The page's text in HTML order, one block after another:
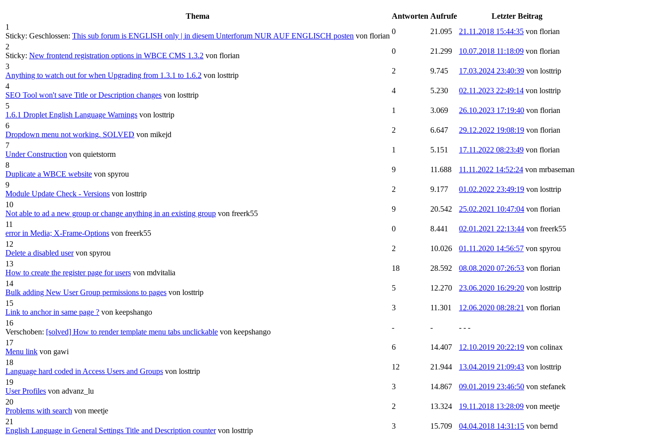
Thema Antworten Aufrufe
Letzter Beitrag
1
Sticky: Geschlossen: This sub forum is ENGLISH only | in diesem Unterforum NUR AUF ENGLISCH posten von florian
0 21.095 21.11.2018 15:44:35 von florian
2
Sticky: New frontend registration options in WBCE CMS 1.3.2 von florian
0 21.299 10.07.2018 11:18:09 von florian
3
Anything to watch out for when Upgrading from 1.3.1 to 1.6.2 von losttrip
2 9.745 17.03.2024 23:40:39 von losttrip
4
SEO Tool won't save Title or Description changes von losttrip
4 5.230 02.11.2023 22:49:14 von losttrip
5
1.6.1 Droplet English Language Warnings von losttrip
1 3.069 26.10.2023 17:19:40 von florian
6
Dropdown menu not working. SOLVED von mikejd
2 6.647 29.12.2022 19:08:19 von florian
7
Under Construction von quietstorm
1 5.151 17.11.2022 08:23:49 von florian
8
Duplicate a WBCE website von spyrou
9 11.688 11.11.2022 14:52:24 von mrbaseman
9
Module Update Check - Versions von losttrip
2 9.177 01.02.2022 23:49:19 von losttrip
10
Not able to ad a new group or change anything in an existing group von freerk55
9 20.542 25.02.2021 10:47:04 von florian
11
error in Media; X-Frame-Options von freerk55
0 8.441 02.01.2021 22:13:44 von freerk55
12
Delete a disabled user von spyrou
2 10.026 01.11.2020 14:56:57 von spyrou
13
How to create the register page for users von mdvitalia
18 28.592 08.08.2020 07:26:53 von florian
14
Bulk adding New User Group permissions to pages von losttrip
5 12.270 23.06.2020 16:29:20 von losttrip
15
Link to anchor in same page ? von keepshango
3 11.301 12.06.2020 08:28:21 von florian
16
Verschoben: [solved] How to render template menu tabs unclickable von keepshango
- -
- - -
17
Menu link von gawi
6 14.407 12.10.2019 20:22:19 von colinax
18
Language hard coded in Access Users and Groups von losttrip
12 21.944 13.04.2019 21:09:43 von losttrip
19
User Profiles von advanz_lu
3 14.867 09.01.2019 23:46:50 von stefanek
20
Problems with search von meetje
2 13.324 19.11.2018 13:28:09 von meetje
21
English Language in General Settings Title and Description counter von losttrip
3 15.709 04.04.2018 14:31:15 von bernd